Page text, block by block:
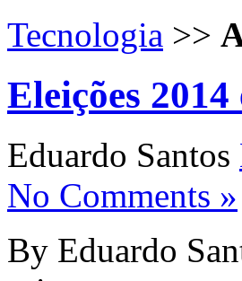
Tecnologia >>
Eleições
Eduardo Santos
No Comments »
By Eduardo